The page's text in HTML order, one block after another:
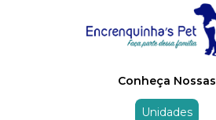
Conheça Nossas
Unidades